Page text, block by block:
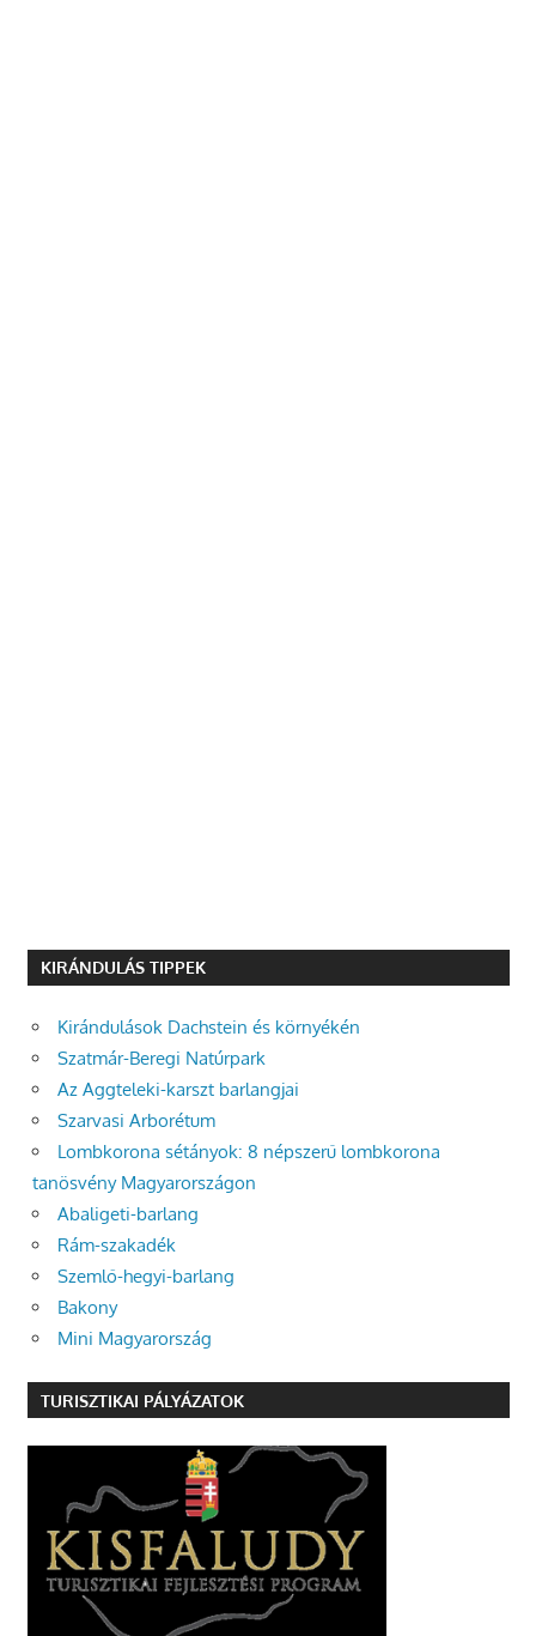
KIRÁNDULÁS TIPPEK
Kirándulások Dachstein és környékén
Szatmár-Beregi Natúrpark
Az Aggteleki-karszt barlangjai
Szarvasi Arborétum
Lombkorona sétányok: 8 népszerű lombkorona
tanösvény Magyarországon
Abaligeti-barlang
Rám-szakadék
Szemlő-hegyi-barlang
Bakony
Mini Magyarország
TURISZTIKAI PÁLYÁZATOK